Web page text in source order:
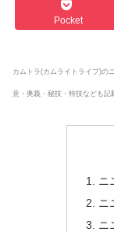
Pocket
カムトラ(カムライトライブ)の
意・奥義・秘技・特技なども記
ニ
ニ
ニ